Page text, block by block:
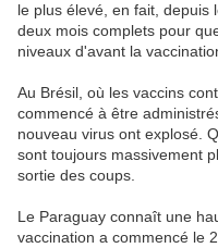
le plus élevé, en fait, depuis
deux mois complets pour
niveaux d'avant la
Au Brésil, où les vaccins
commencé à être
nouveau virus ont explosé.
sont toujours massivement
sortie des coups.
Le Paraguay connaît une
vaccination a commencé le